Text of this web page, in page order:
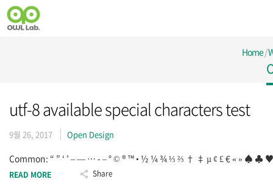
Home/
utf-8 available special characters test
9월 26, 2017 Open Design
Common: “ ” ‘ ’ – — … ‐ ‒ ° © ® ™ • ½ ¼ ¾ ⅓ ⅔ † ‡ µ ¢ £ €
READ MORE Share